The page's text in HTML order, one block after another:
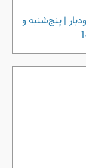
| پنج‌شنبه و